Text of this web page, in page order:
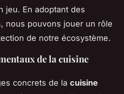
jeu. En adoptant des
nous pouvons jouer un rôle
de notre écosystème.
de la cuisine
concrets de la cuisine